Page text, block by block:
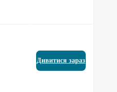
Дивитися зараз